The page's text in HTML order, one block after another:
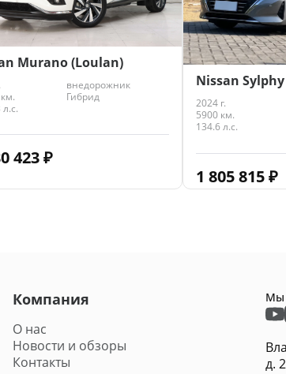
Murano (Loulan)
внедорожник
Гибрид
л.с.
423₽
Nissan Sylphy
2024 г.
5900 км.
134.6 л.с.
1 805 815₽
Компания
О нас
Новости и обзоры
Контакты
Мы
д.